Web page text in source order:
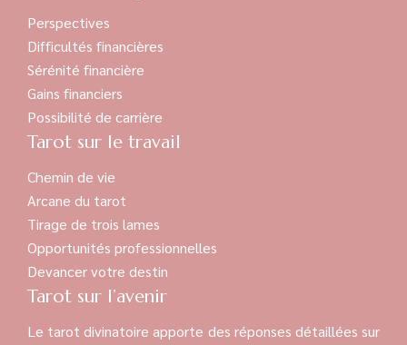
Perspectives
Difficultés financières
Sérénité financière
Gains financiers
Possibilité de carrière
Tarot sur le travail
Chemin de vie
Arcane du tarot
Tirage de trois lames
Opportunités professionnelles
Devancer votre destin
Tarot sur l’avenir
Le tarot divinatoire apporte des réponses détaillées sur